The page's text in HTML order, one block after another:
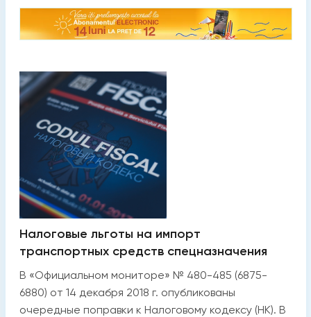
Налоговые льготы на импорт
транспортных средств спецназначения
В «Официальном мониторе» № 480-485 (6875-
6880) от 14 декабря 2018 г. опубликованы
очередные поправки к Налоговому кодексу (НК). В